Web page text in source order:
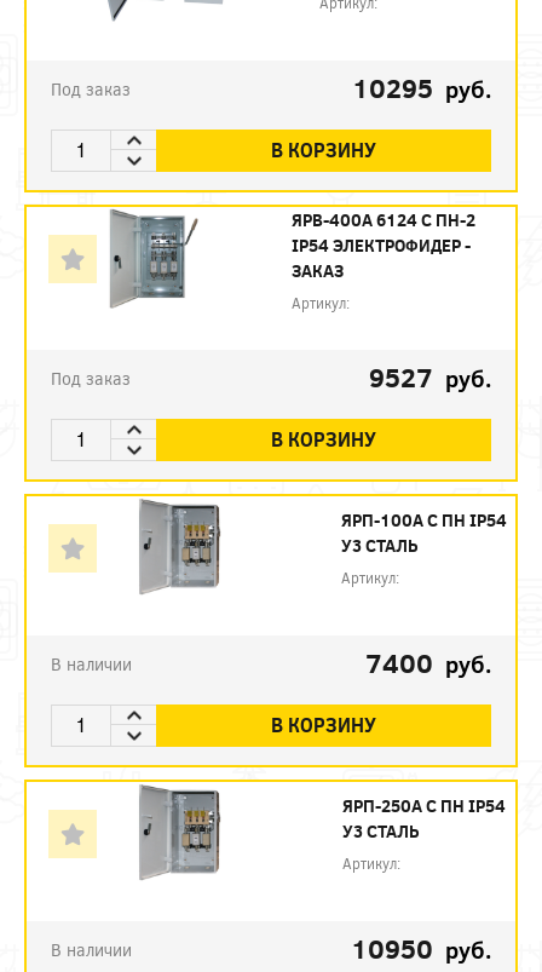
Под заказ 10295 руб.
В КОРЗИНУ
ЯРВ-400А 6124 С ПН-2
IP54 ЭЛЕКТРОФИДЕР -
ЗАКАЗ
Артикул:
Под заказ 9527 руб.
В КОРЗИНУ
ЯРП-100А С ПН IP54
У3 СТАЛЬ
Артикул:
В наличии 7400 руб.
В КОРЗИНУ
ЯРП-250А С ПН IP54
У3 СТАЛЬ
Артикул:
В наличии 10950 руб.